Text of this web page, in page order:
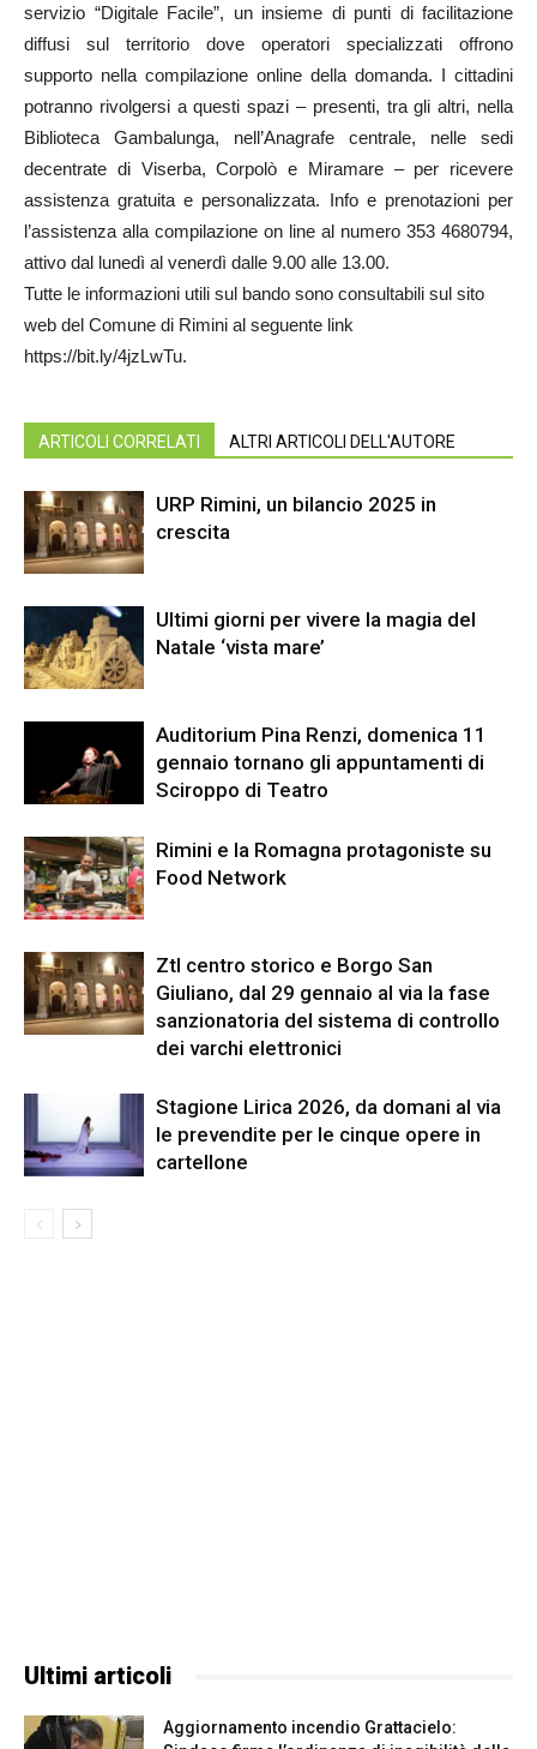
servizio “Digitale Facile”, un insieme di punti di facilitazione
diffusi sul territorio dove operatori specializzati offrono
supporto nella compilazione online della domanda. I cittadini
potranno rivolgersi a questi spazi – presenti, tra gli altri, nella
Biblioteca Gambalunga, nell’Anagrafe centrale, nelle sedi
decentrate di Viserba, Corpolò e Miramare – per ricevere
assistenza gratuita e personalizzata. Info e prenotazioni per
l’assistenza alla compilazione on line al numero 353 4680794,
attivo dal lunedì al venerdì dalle 9.00 alle 13.00.
Tutte le informazioni utili sul bando sono consultabili sul sito
web del Comune di Rimini al seguente link
https://bit.ly/4jzLwTu.
ARTICOLI CORRELATI ALTRI ARTICOLI DELL'AUTORE
URP Rimini, un bilancio 2025 in
crescita
Ultimi giorni per vivere la magia del
Natale ‘vista mare’
Auditorium Pina Renzi, domenica 11
gennaio tornano gli appuntamenti di
Sciroppo di Teatro
Rimini e la Romagna protagoniste su
Food Network
Ztl centro storico e Borgo San
Giuliano, dal 29 gennaio al via la fase
sanzionatoria del sistema di controllo
dei varchi elettronici
Stagione Lirica 2026, da domani al via
le prevendite per le cinque opere in
cartellone
Ultimi articoli
Aggiornamento incendio Grattacielo: